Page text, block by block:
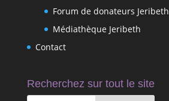
Forum de donateurs Jeribeth
Médiathèque Jeribeth
Contact
Recherchez sur tout le site